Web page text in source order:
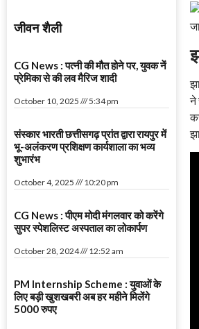
जीवन शैली
CG News : पत्नी की मौत होने पर, युवक नें
प्रेमिका से की लव मैरिज शादी
October 10, 2025 5:34 pm
संस्कार भारती छत्तीसगढ़ प्रांत द्वारा रायपुर में
भू-अलंकरण प्रशिक्षण कार्यशाला का भव्य
शुभारंभ
October 4, 2025 10:20 pm
CG News : पीएम मोदी मंगलवार को करेंगे
सुपर स्पेशलिस्ट अस्पताल का लोकार्पण
October 28, 2024 12:52 am
PM Internship Scheme : युवाओं के
लिए बड़ी खुशखबरी अब हर महीने मिलेंगे
5000 रुपए
ने